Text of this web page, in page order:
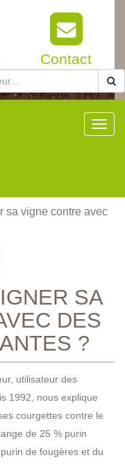
Contact
sa vigne contre avec
SA
DES
?
utilisateur des
1992, nous explique
courgettes contre le
de 25 % purin
de fougères et du